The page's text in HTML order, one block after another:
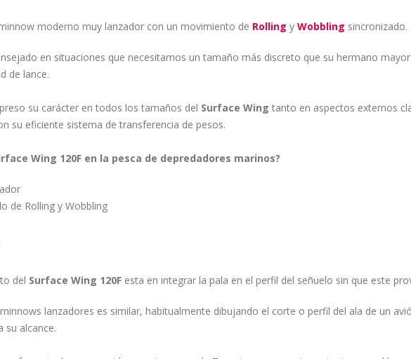
moderno muy lanzador con un movimiento de Rolling y Wobbling sincronizado.
en situaciones que necesitamos un tamaño más discreto que su hermano
de lance.
su carácter en todos los tamaños del Surface Wing tanto en aspectos externos
su eficiente sistema de transferencia de pesos.
Wing 120F en la pesca de depredadores marinos?
de Rolling y Wobbling
del Surface Wing 120F esta en integrar la pala en el perfil del señuelo sin que este
lanzadores es similar, habitualmente dibujando el corte o perfil del ala de un
su alcance.